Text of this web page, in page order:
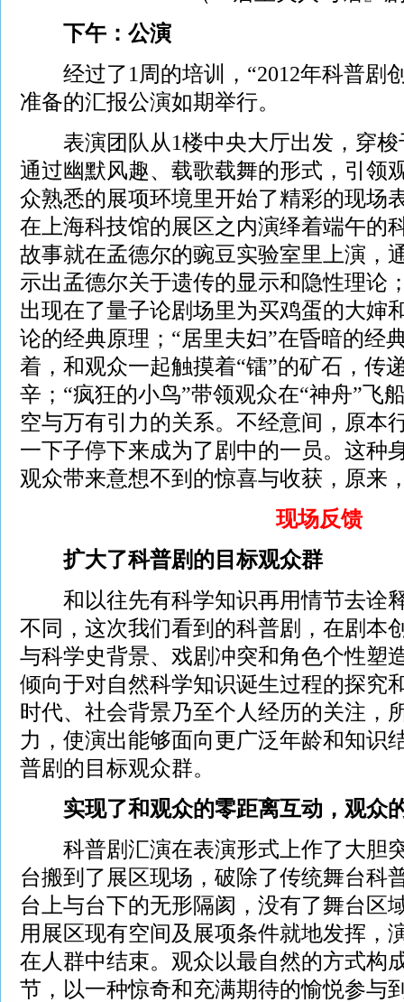
下午：公演
经过了1周的培训，“2012年科普剧
准备的汇报公演如期举行。
表演团队从1楼中央大厅出发，穿梭
通过幽默风趣、载歌载舞的形式，引领
众熟悉的展项环境里开始了精彩的现场
在上海科技馆的展区之内演绎着端午的
故事就在孟德尔的豌豆实验室里上演，
示出孟德尔关于遗传的显示和隐性理论
出现在了量子论剧场里为买鸡蛋的大婶
论的经典原理；“居里夫妇”在昏暗的经
着，和观众一起触摸着“镭”的矿石，传
辛；“疯狂的小鸟”带领观众在“神舟”飞
空与万有引力的关系。不经意间，原本
一下子停下来成为了剧中的一员。这种
观众带来意想不到的惊喜与收获，原来
现场反馈
扩大了科普剧的目标观众群
和以往先有科学知识再用情节去诠
不同，这次我们看到的科普剧，在剧本
与科学史背景、戏剧冲突和角色个性塑
倾向于对自然科学知识诞生过程的探究
时代、社会背景乃至个人经历的关注，
力，使演出能够面向更广泛年龄和知识
普剧的目标观众群。
实现了和观众的零距离互动，观众
科普剧汇演在表演形式上作了大胆
台搬到了展区现场，破除了传统舞台科
台上与台下的无形隔阂，没有了舞台区
用展区现有空间及展项条件就地发挥，
在人群中结束。观众以最自然的方式构
节，以一种惊奇和充满期待的愉悦参与